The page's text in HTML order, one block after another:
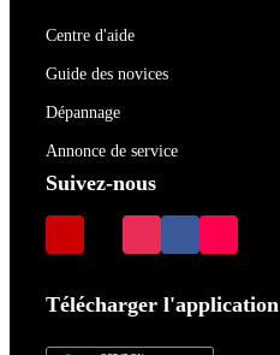
Centre d'aide
Guide des novices
Dépannage
Annonce de service
Suivez-nous
Télécharger l'application